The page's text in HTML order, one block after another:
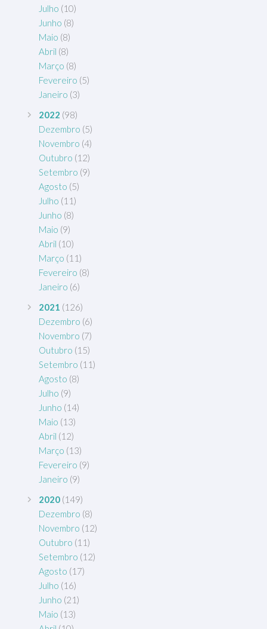
Julho (10)
Junho (8)
Maio (8)
Abril (8)
Março (8)
Fevereiro (5)
Janeiro (3)
2022 (98)
Dezembro (5)
Novembro (4)
Outubro (12)
Setembro (9)
Agosto (5)
Julho (11)
Junho (8)
Maio (9)
Abril (10)
Março (11)
Fevereiro (8)
Janeiro (6)
2021 (126)
Dezembro (6)
Novembro (7)
Outubro (15)
Setembro (11)
Agosto (8)
Julho (9)
Junho (14)
Maio (13)
Abril (12)
Março (13)
Fevereiro (9)
Janeiro (9)
2020 (149)
Dezembro (8)
Novembro (12)
Outubro (11)
Setembro (12)
Agosto (17)
Julho (16)
Junho (21)
Maio (13)